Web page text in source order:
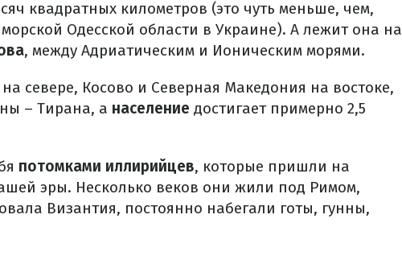
квадратных километров (это чуть меньше, чем,
Одесской области в Украине). А лежит она на
, между Адриатическим и Ионическим морями.
севере, Косово и Северная Македония на востоке,
– Тирана, а население достигает примерно 2,5
потомками иллирийцев, которые пришли на
эры. Несколько веков они жили под Римом,
Византия, постоянно набегали готы, гунны,